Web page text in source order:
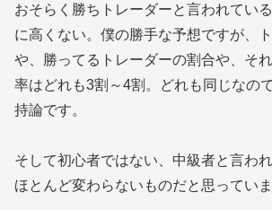
おそらく勝ちトレーダーと言われてい
に高くない。僕の勝手な予想ですが、
や、勝ってるトレーダーの割合や、そ
率はどれも3割～4割。どれも同じなの
持論です。
そして初心者ではない、中級者と言わ
ほとんど変わらないものだと思っていま